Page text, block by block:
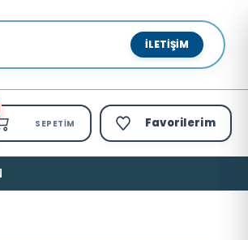
İLETIŞIM
SEPETIM Favorilerim